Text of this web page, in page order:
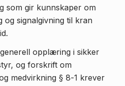
som gir kunnskaper om
signalgivning til kran
opplæring i sikker
og forskrift om
medvirkning § 8-1 krever